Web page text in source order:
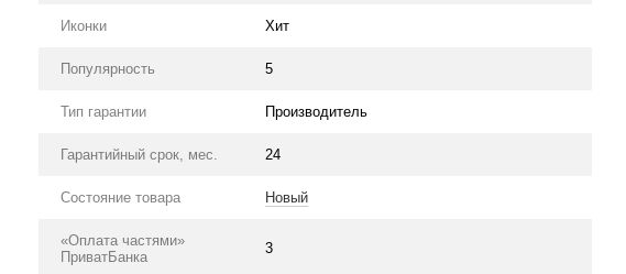
Иконки Хит
Популярность 5
Тип гарантии Производитель
Гарантийный срок, мес. 24
Состояние товара Новый
«Оплата частями»
ПриватБанка
3